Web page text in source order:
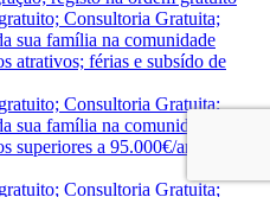
Consultoria Gratuita;
sua família na comunidade
atrativos; férias e subsído de
Consultoria Gratuita;
sua família na comunidade
superiores a 95.000€/ano; férias
Consultoria Gratuita;